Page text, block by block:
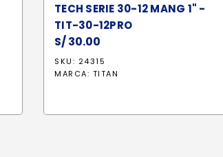
TECH SERIE 30-12 MANG 1" -
TIT-30-12PRO
S/30.00
SKU: 24315
MARCA: TITAN